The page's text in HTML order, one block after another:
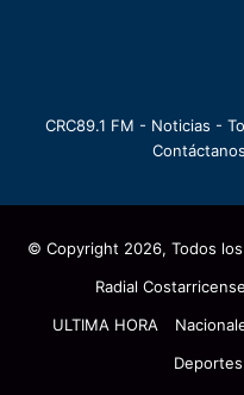
CRC89.1 FM - Noticias -
© Copyright 2026, Todos
Radial Costarricense
ULTIMA HORA
Deportes